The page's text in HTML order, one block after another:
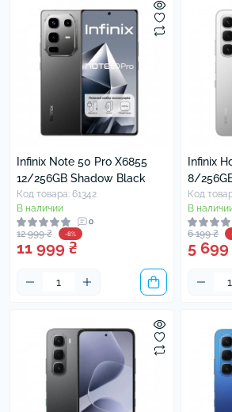
Infinix Note 50 Pro X6855
12/256GB Shadow Black
Код товара: 61342
В наличии
0
12 999 ₴ -8%
11 999 ₴
Infinix
8/
Код
В
6 199 ₴
5 699